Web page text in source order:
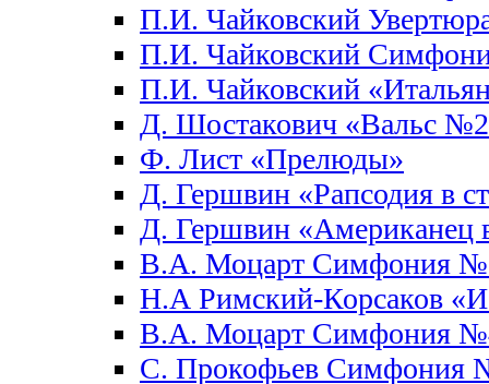
П.И. Чайковский
П.И. Чайковский
П.И. Чайковский
Д. Шостакович «Вальс
Ф. Лист «Прелюды»
Д. Гершвин «Рапсодия в
Д. Гершвин «Американец
В.А. Моцарт Симфония
Н.А Римский-Корсаков
В.А. Моцарт Симфония
С. Прокофьев Симфония